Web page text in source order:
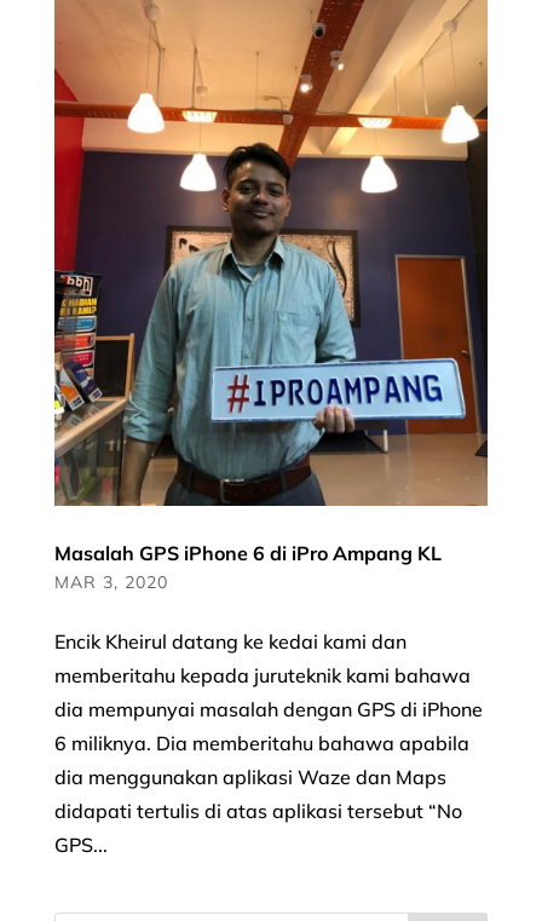
Masalah GPS iPhone 6 di iPro Ampang KL
MAR 3, 2020
Encik Kheirul datang ke kedai kami dan
memberitahu kepada juruteknik kami bahawa
dia mempunyai masalah dengan GPS di iPhone
6 miliknya. Dia memberitahu bahawa apabila
dia menggunakan aplikasi Waze dan Maps
didapati tertulis di atas aplikasi tersebut “No
GPS...